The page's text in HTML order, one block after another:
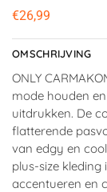
€26,99
OMSCHRIJVING
ONLY
mode houden
uitdrukken. De
flatterende
van edgy en
plus-size
accentueren en